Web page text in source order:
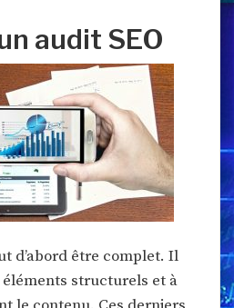
audit SEO
d’abord être complet. Il
structurels et à